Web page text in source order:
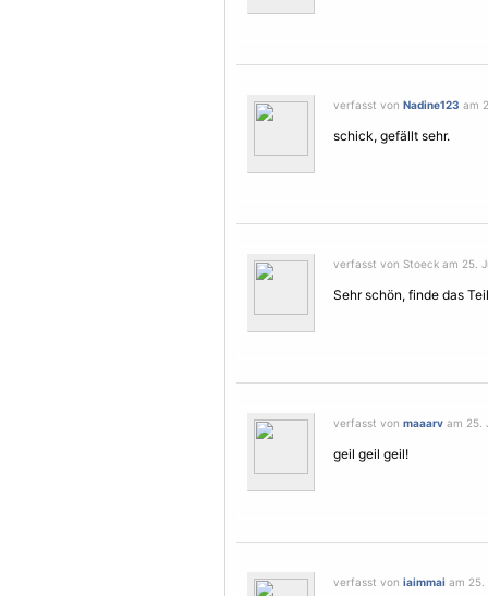
verfasst von Nadine123 am
schick, gefällt sehr.
verfasst von Stoeck am 25.
Sehr schön, finde das
verfasst von maaarv am 25.
geil geil geil!
verfasst von iaimmai am 25.